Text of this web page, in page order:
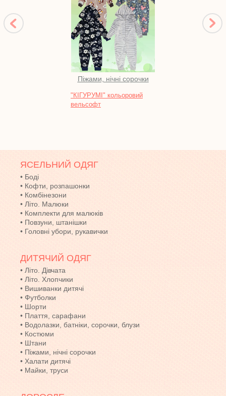
Піжами, нічні сорочки
"КІГУРУМІ" кольоровий
вельсофт
ЯСЕЛЬНИЙ ОДЯГ
• Боді
• Кофти, розпашонки
• Комбінезони
• Літо. Малюки
• Комплекти для малюків
• Повзуни, штанішки
• Головні убори, рукавички
ДИТЯЧИЙ ОДЯГ
• Літо. Дівчата
• Літо. Хлопчики
• Вишиванки дитячі
• Футболки
• Шорти
• Плаття, сарафани
• Водолазки, батніки, сорочки, блузи
• Костюми
• Штани
• Піжами, нічні сорочки
• Халати дитячі
• Майки, труси